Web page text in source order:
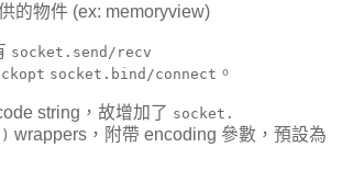
的物件 (ex: memoryview)
socket.send/recv
socket.bind/connect 。
string，故增加了 socket.
wrappers，附帶 encoding 參數，預設為